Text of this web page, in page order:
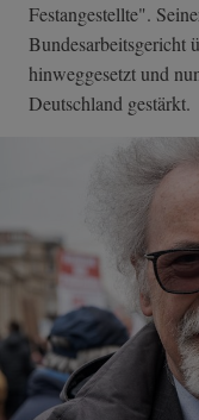
Festangestellte".
Bundesarbeitsgericht
hinweggesetzt und
Deutschland gestärkt.